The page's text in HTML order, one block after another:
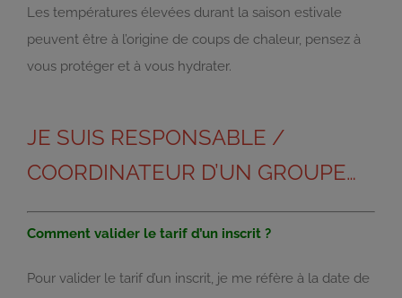
Les températures élevées durant la saison estivale
peuvent être à l’origine de coups de chaleur, pensez à
vous protéger et à vous hydrater.
JE SUIS RESPONSABLE /
COORDINATEUR D’UN GROUPE…
Comment valider le tarif d’un inscrit ?
Pour valider le tarif d’un inscrit, je me réfère à la date de